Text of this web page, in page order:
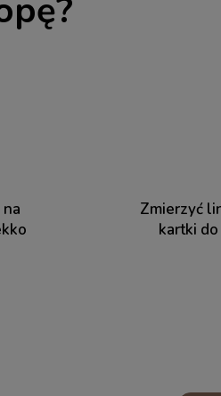
Zmierzyć
kartki